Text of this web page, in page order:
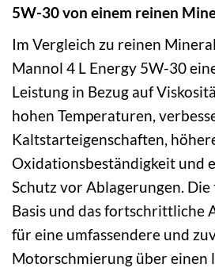
5W-30 von einem reinen
Im Vergleich zu reinen
Mannol 4 L Energy 5W-30
Leistung in Bezug auf
hohen Temperaturen,
Kaltstarteigenschaften,
Oxidationsbeständigkeit und
Schutz vor Ablagerungen.
Basis und das fortschrittliche
für eine umfassendere und
Motorschmierung über einen